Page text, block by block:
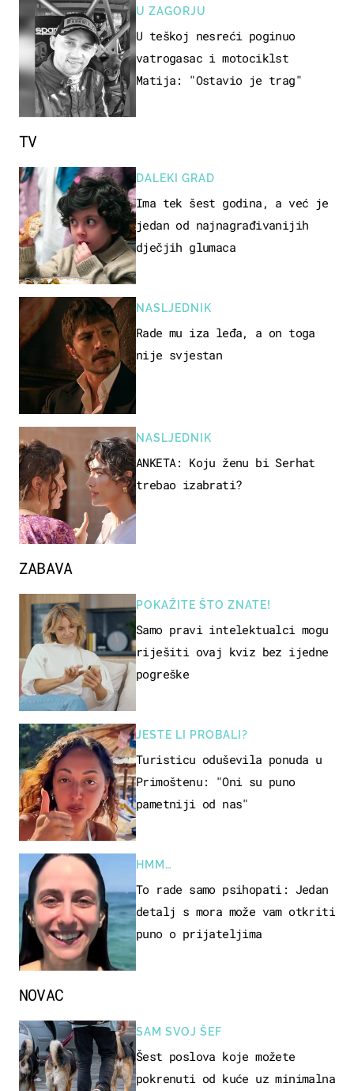
U ZAGORJU
U teškoj nesreći poginuo
vatrogasac i motociklst
Matija: "Ostavio je trag"
ZABAVA
POKAŽITE ŠTO ZNATE!
Samo pravi intelektualci mogu
riješiti ovaj kviz bez ijedne
pogreške
JESTE LI PROBALI?
Turisticu oduševila ponuda u
Primoštenu: "Oni su puno
pametniji od nas"
HMM…
To rade samo psihopati: Jedan
detalj s mora može vam otkriti
puno o prijateljima
TV
DALEKI GRAD
Ima tek šest godina, a već je
jedan od najnagrađivanijih
dječjih glumaca
NASLJEDNIK
Rade mu iza leđa, a on toga
nije svjestan
NASLJEDNIK
ANKETA: Koju ženu bi Serhat
trebao izabrati?
NOVAC
SAM SVOJ ŠEF
Šest poslova koje možete
pokrenuti od kuće uz minimalna